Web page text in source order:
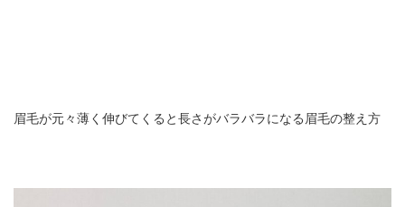
眉毛が元々薄く伸びてくると長さがバラバラになる眉毛の整え方